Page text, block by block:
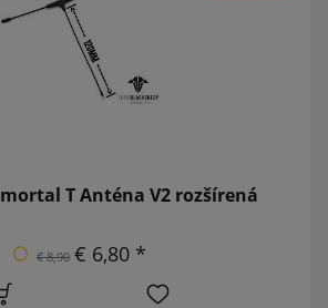
T Anténa V2 rozšírená
€ 8,90 € 6,80 *